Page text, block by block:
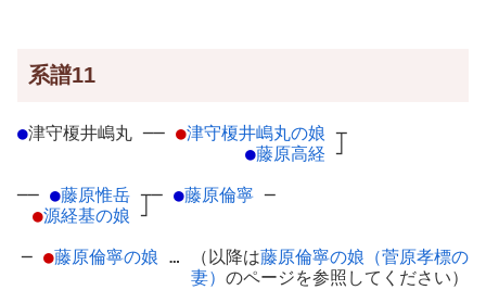
系譜11
●津守榎井嶋丸 ── ●津守榎井嶋丸の娘 ┬
●藤原高経 ┘
── ●藤原惟岳 ┬
●源経基の娘 ┘
─ ●藤原倫寧 ─
─ ●藤原倫寧の娘 … （以降は藤原倫寧の娘（菅原孝標の
妻） のページを参照してください）